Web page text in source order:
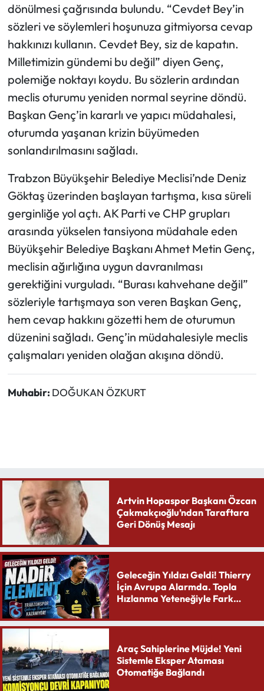
dönülmesi çağrısında bulundu. “Cevdet Bey’in
sözleri ve söylemleri hoşunuza gitmiyorsa cevap
hakkınızı kullanın. Cevdet Bey, siz de kapatın.
Milletimizin gündemi bu değil” diyen Genç,
polemiğe noktayı koydu. Bu sözlerin ardından
meclis oturumu yeniden normal seyrine döndü.
Başkan Genç’in kararlı ve yapıcı müdahalesi,
oturumda yaşanan krizin büyümeden
sonlandırılmasını sağladı.
Trabzon Büyükşehir Belediye Meclisi’nde Deniz
Göktaş üzerinden başlayan tartışma, kısa süreli
gerginliğe yol açtı. AK Parti ve CHP grupları
arasında yükselen tansiyona müdahale eden
Büyükşehir Belediye Başkanı Ahmet Metin Genç,
meclisin ağırlığına uygun davranılması
gerektiğini vurguladı. “Burası kahvehane değil”
sözleriyle tartışmaya son veren Başkan Genç,
hem cevap hakkını gözetti hem de oturumun
düzenini sağladı. Genç’in müdahalesiyle meclis
çalışmaları yeniden olağan akışına döndü.
Muhabir: DOĞUKAN ÖZKURT
Artvin Hopaspor Başkanı Özcan
Çakmakçıoğlu’ndan Taraftara
Geri Dönüş Mesajı
Geleceğin Yıldızı Geldi! Thierry
İçin Avrupa Alarmda. Topla
Hızlanma Yeteneğiyle Fark
Araç Sahiplerine Müjde! Yeni
Sistemle Eksper Ataması
Otomatiğe Bağlandı